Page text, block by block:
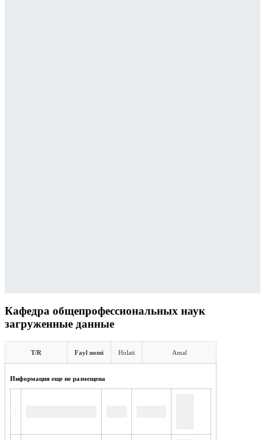
Кафедра общепрофессиональных наук
загруженные данные
T/R Fayl nomi Holati Amal
Информация еще не размещена